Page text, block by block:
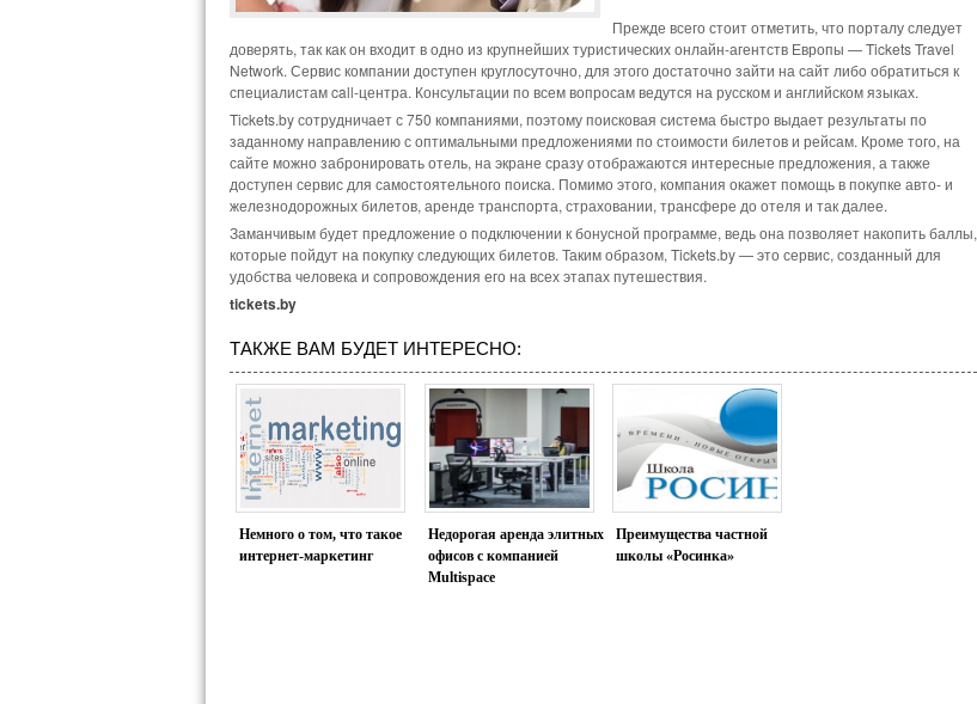
Прежде всего стоит отметить, что порталу следует
доверять, так как он входит в одно из крупнейших туристических онлайн-агентств Европы — Tickets Travel
Network. Сервис компании доступен круглосуточно, для этого достаточно зайти на сайт либо обратиться к
специалистам call-центра. Консультации по всем вопросам ведутся на русском и английском языках.
Tickets.by сотрудничает с 750 компаниями, поэтому поисковая система быстро выдает результаты по
заданному направлению с оптимальными предложениями по стоимости билетов и рейсам. Кроме того, на
сайте можно забронировать отель, на экране сразу отображаются интересные предложения, а также
доступен сервис для самостоятельного поиска. Помимо этого, компания окажет помощь в покупке авто- и
железнодорожных билетов, аренде транспорта, страховании, трансфере до отеля и так далее.
Заманчивым будет предложение о подключении к бонусной программе, ведь она позволяет накопить баллы,
которые пойдут на покупку следующих билетов. Таким образом, Tickets.by — это сервис, созданный для
удобства человека и сопровождения его на всех этапах путешествия.
tickets.by
ТАКЖЕ ВАМ БУДЕТ ИНТЕРЕСНО:
Немного о том, что такое
интернет-маркетинг
Недорогая аренда элитных
офисов с компанией
Multispace
Преимущества частной
школы «Росинка»